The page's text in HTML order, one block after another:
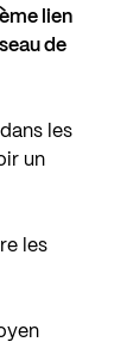
lien
de
les
un
les